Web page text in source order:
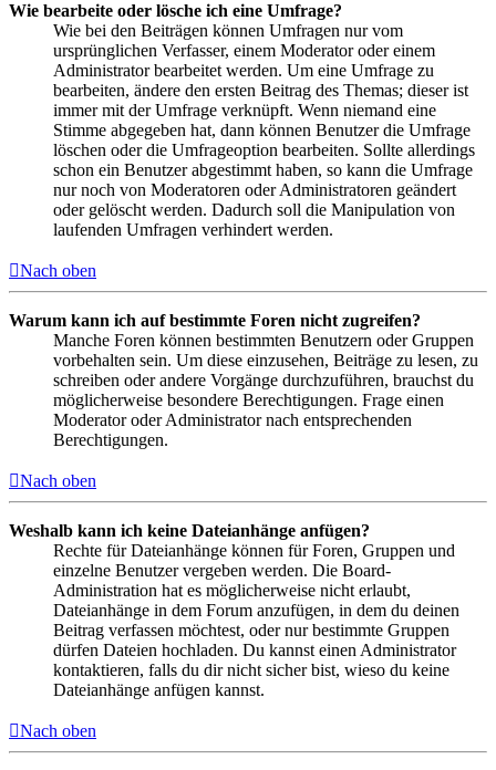
Wie bearbeite oder lösche ich eine Umfrage?
Wie bei den Beiträgen können Umfragen nur vom
ursprünglichen Verfasser, einem Moderator oder einem
Administrator bearbeitet werden. Um eine Umfrage zu
bearbeiten, ändere den ersten Beitrag des Themas; dieser ist
immer mit der Umfrage verknüpft. Wenn niemand eine
Stimme abgegeben hat, dann können Benutzer die Umfrage
löschen oder die Umfrageoption bearbeiten. Sollte allerdings
schon ein Benutzer abgestimmt haben, so kann die Umfrage
nur noch von Moderatoren oder Administratoren geändert
oder gelöscht werden. Dadurch soll die Manipulation von
laufenden Umfragen verhindert werden.
Nach oben
Warum kann ich auf bestimmte Foren nicht zugreifen?
Manche Foren können bestimmten Benutzern oder Gruppen
vorbehalten sein. Um diese einzusehen, Beiträge zu lesen, zu
schreiben oder andere Vorgänge durchzuführen, brauchst du
möglicherweise besondere Berechtigungen. Frage einen
Moderator oder Administrator nach entsprechenden
Berechtigungen.
Nach oben
Weshalb kann ich keine Dateianhänge anfügen?
Rechte für Dateianhänge können für Foren, Gruppen und
einzelne Benutzer vergeben werden. Die Board-
Administration hat es möglicherweise nicht erlaubt,
Dateianhänge in dem Forum anzufügen, in dem du deinen
Beitrag verfassen möchtest, oder nur bestimmte Gruppen
dürfen Dateien hochladen. Du kannst einen Administrator
kontaktieren, falls du dir nicht sicher bist, wieso du keine
Dateianhänge anfügen kannst.
Nach oben